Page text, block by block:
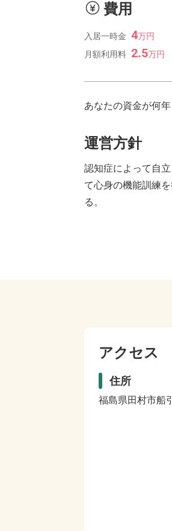
費用
入居一時金 4万円
月額利用料 2.5万円
あなたの資金が何
運営方針
認知症によって自
て心身の機能訓練
る。
アクセス
住所
福島県田村市船